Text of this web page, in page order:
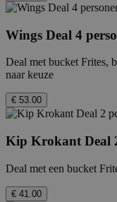
Wings Deal 4
Deal met bucket Frites,
naar keuze
€ 53.00
Kip Krokant Deal
Deal met een bucket
€ 41.00